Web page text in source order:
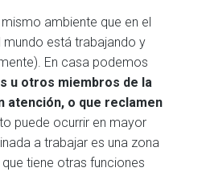
ambiente que en el
está trabajando y
En casa podemos
u otros miembros de la
atención, o que reclamen
puede ocurrir en mayor
a trabajar es una zona
tiene otras funciones